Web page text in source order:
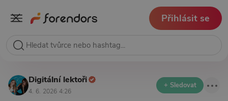
Přihlásit se
Digitální lektoři
4. 6. 2026 4:26
+ Sledovat